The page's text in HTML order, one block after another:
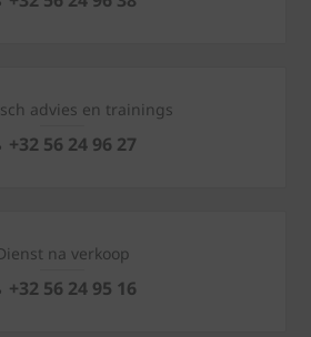
advies en trainings
+32 56 24 96 27
na verkoop
+32 56 24 95 16